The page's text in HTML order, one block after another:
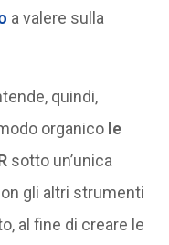
a valere sulla
quindi,
organicole
sotto un’unica
gli altri strumenti
al fine di creare le